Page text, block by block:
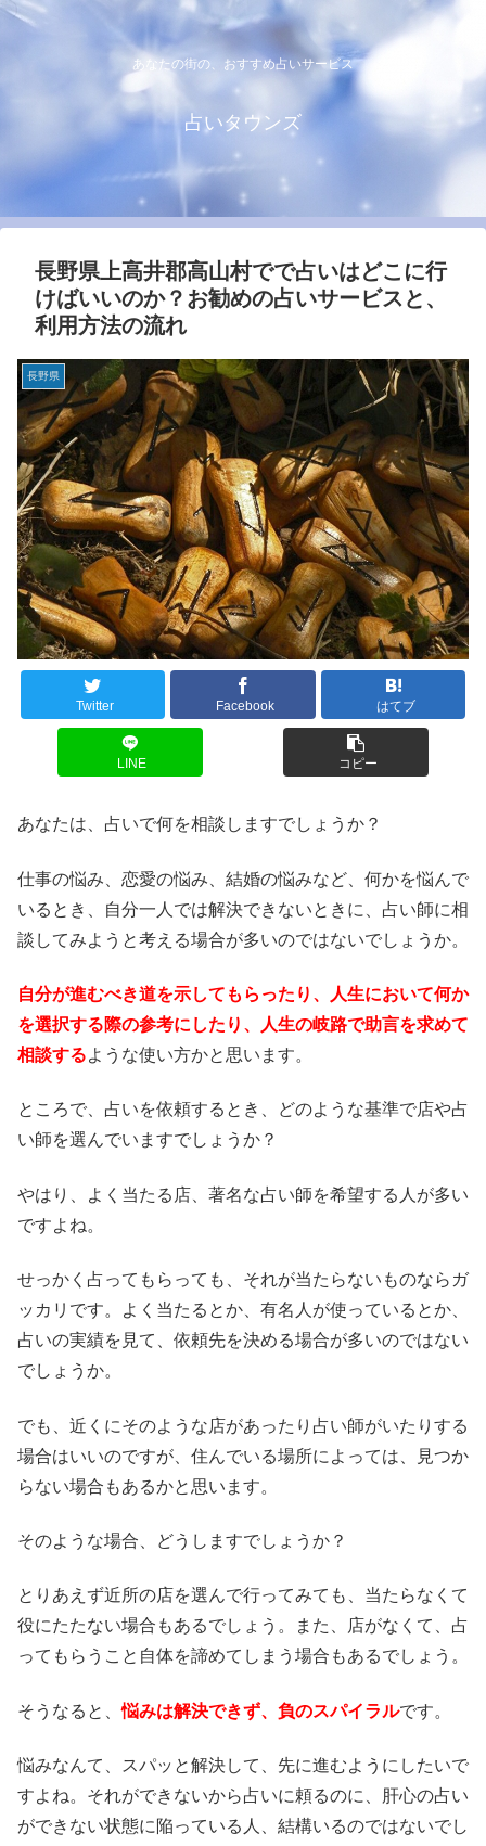
あなたの街の、おすすめ占いサービス
占いタウンズ
長野県上高井郡高山村でで占いはどこに行
けばいいのか？お勧めの占いサービスと、
利用方法の流れ
長野県
Twitter Facebook はてブ
LINE コピー
あなたは、占いで何を相談しますでしょうか？
仕事の悩み、恋愛の悩み、結婚の悩みなど、何かを悩んで
いるとき、自分一人では解決できないときに、占い師に相
談してみようと考える場合が多いのではないでしょうか。
自分が進むべき道を示してもらったり、人生において何か
を選択する際の参考にしたり、人生の岐路で助言を求めて
相談するような使い方かと思います。
ところで、占いを依頼するとき、どのような基準で店や占
い師を選んでいますでしょうか？
やはり、よく当たる店、著名な占い師を希望する人が多い
ですよね。
せっかく占ってもらっても、それが当たらないものならガ
ッカリです。よく当たるとか、有名人が使っているとか、
占いの実績を見て、依頼先を決める場合が多いのではない
でしょうか。
でも、近くにそのような店があったり占い師がいたりする
場合はいいのですが、住んでいる場所によっては、見つか
らない場合もあるかと思います。
そのような場合、どうしますでしょうか？
とりあえず近所の店を選んで行ってみても、当たらなくて
役にたたない場合もあるでしょう。また、店がなくて、占
ってもらうこと自体を諦めてしまう場合もあるでしょう。
そうなると、悩みは解決できず、負のスパイラルです。
悩みなんて、スパッと解決して、先に進むようにしたいで
すよね。それができないから占いに頼るのに、肝心の占い
ができない状態に陥っている人、結構いるのではないでし